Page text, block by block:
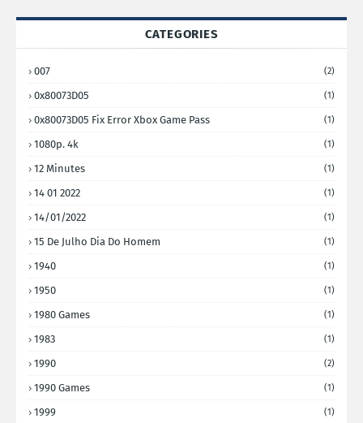
CATEGORIES
007 (2)
0x80073D05 (1)
0x80073D05 Fix Error Xbox Game Pass (1)
1080p. 4k (1)
12 Minutes (1)
14 01 2022 (1)
14/01/2022 (1)
15 De Julho Dia Do Homem (1)
1940 (1)
1950 (1)
1980 Games (1)
1983 (1)
1990 (2)
1990 Games (1)
1999 (1)